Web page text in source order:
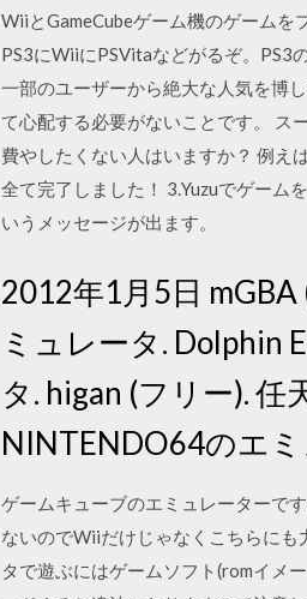
WiiとGameCubeゲーム機のゲームを
PS3にWiiにPSVitaなどがるぞ。PS3
一部のユーザーから絶大な人気を博
て心配する必要がないことです。 ス
費やしたくない人はいますか？ 例え
全て完了しました！ 3.Yuzuでゲーム
いうメッセージが出ます。
2012年1月5日
ミュレータ. Dolphin
タ. higan (フリー).
NINTENDO64のエ
ゲームキューブのエミュレーターで
ないのでWiiだけじゃなくこちらに
タで遊ぶにはゲームソフト(romイメ